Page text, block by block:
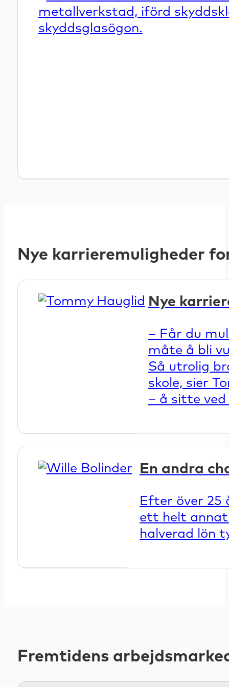
Nye karrieremuligheder
Nye
– Får du
måte å bli
Så utrolig
skole, sier
– å sitte
En andra
Efter över 25
ett helt
halverad lön
Fremtidens